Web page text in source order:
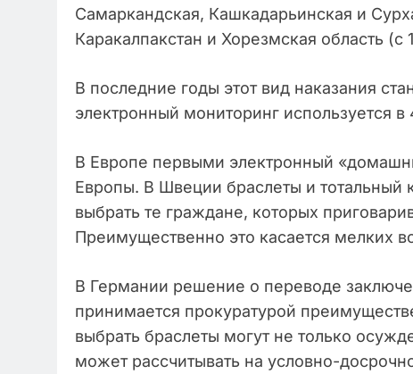
Самаркандская, Кашкадарьинская и
Каракалпакстан и Хорезмская область (с
В последние годы этот вид наказания
электронный мониторинг используется в
В Европе первыми электронный
Европы. В Швеции браслеты и тотальный
выбрать те граждане, которых
Преимущественно это касается мелких
В Германии решение о переводе
принимается прокуратурой
выбрать браслеты могут не только
может рассчитывать на условно-